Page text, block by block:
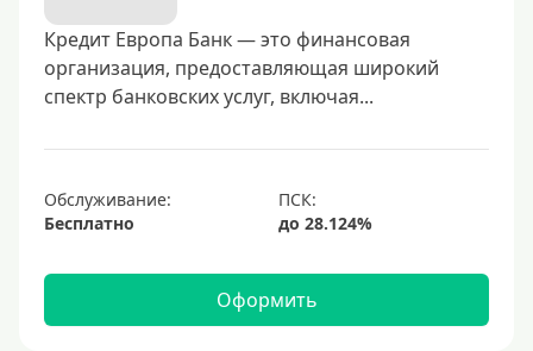
500000 руб
600000 руб
700000 руб
1000000 руб
С небольшим лимитом
С большим лимитом
Тип карты
Кредит Европа Банк — это финансовая
организация, предоставляющая широкий
спектр банковских услуг, включая...
Обслуживание:
Бесплатно
Оформить